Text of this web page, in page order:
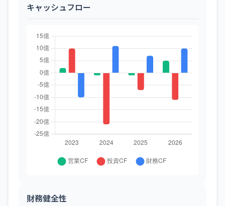
キャッシュフロー
財務健全性